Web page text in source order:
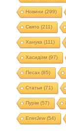
Новини (299)
Свято (211)
Ханука (111)
Хасидізм (97)
Песах(85)
Статьи (71)
Пурім (57)
EnerJew(54)